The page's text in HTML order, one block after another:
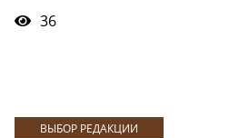
36
ВЫБОР РЕДАКЦИИ